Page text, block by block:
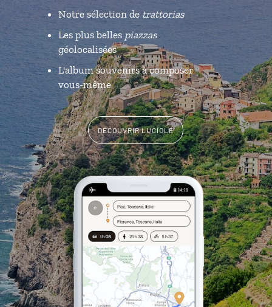
Notre sélection de trattorias
Les plus belles piazzas
géolocalisées
L'album souvenirs à composer
vous-même
DÉCOUVRIR LUCIOLE